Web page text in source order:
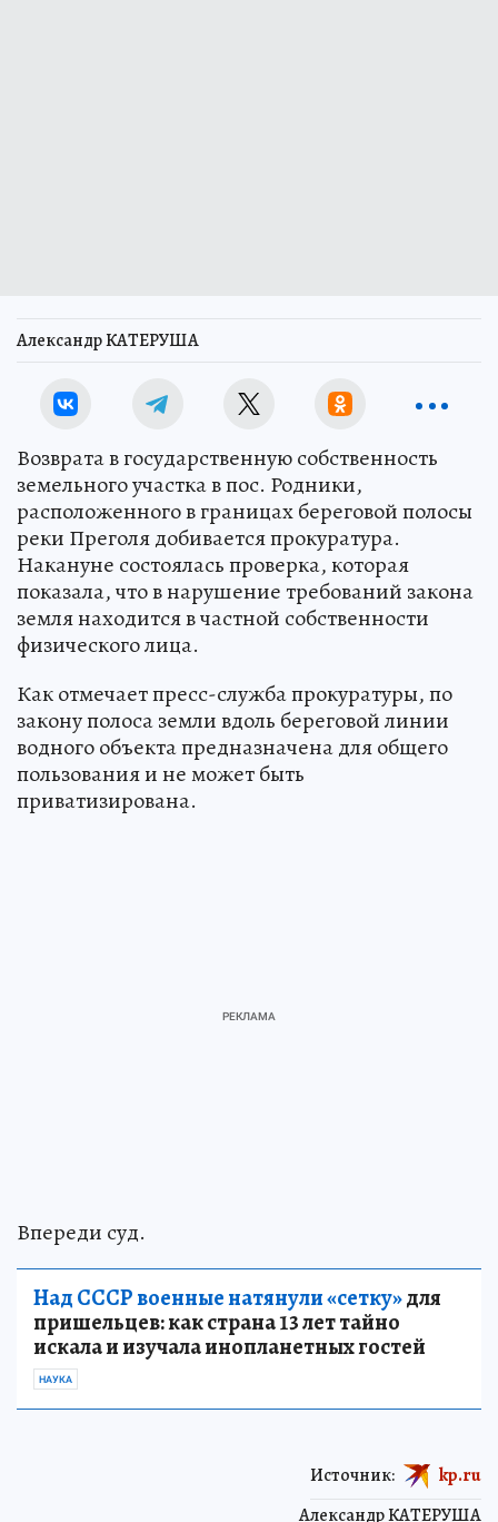
Александр КАТЕРУША
Возврата в государственную собственность
земельного участка в пос. Родники,
расположенного в границах береговой полосы
реки Преголя добивается прокуратура.
Накануне состоялась проверка, которая
показала, что в нарушение требований закона
земля находится в частной собственности
физического лица.
Как отмечает пресс-служба прокуратуры, по
закону полоса земли вдоль береговой линии
водного объекта предназначена для общего
пользования и не может быть
приватизирована.
Впереди суд.
Над СССР военные натянули «сетку»для
пришельцев: как страна 13 лет тайно
искала и изучала инопланетных гостей
НАУКА
Александр КАТЕРУША
Источник: kp.ru